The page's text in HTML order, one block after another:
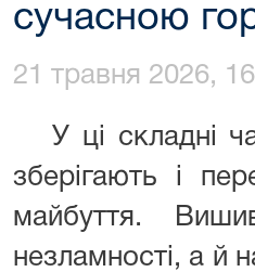
сучасною
21 травня 2026,
У ці складні
зберігають і
майбуття.
незламності, а й